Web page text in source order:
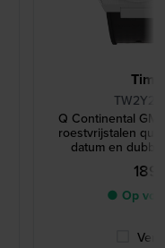
Q Continental
roestvrijstalen
datum en
● Op